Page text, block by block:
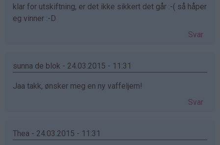
klar for utskiftning, er det ikke sikkert det går :-( så håper
eg vinner :-D
Svar
sunna de blok - 24.03.2015 - 11:31
Jaa takk, ønsker meg en ny vaffeljern!
Svar
Thea - 24.03.2015 - 11:31